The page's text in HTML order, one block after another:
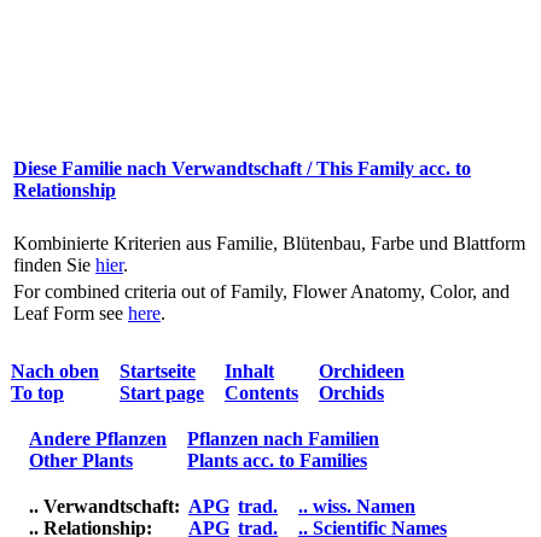
Diese Familie nach Verwandtschaft / This Family acc. to
Relationship
Kombinierte Kriterien aus Familie, Blütenbau, Farbe und Blattform
finden Sie hier.
For combined criteria out of Family, Flower Anatomy, Color, and
Leaf Form see here.
Nach oben
To top
Startseite
Start page
Inhalt
Contents
Orchideen
Orchids
Andere Pflanzen
Other Plants
Pflanzen nach Familien
Plants acc. to Families
.. Verwandtschaft:
.. Relationship:
APG
APG
trad.
trad.
.. wiss. Namen
.. Scientific Names